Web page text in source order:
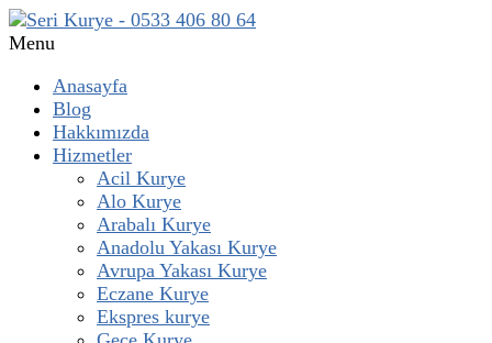
Menu
Anasayfa
Blog
Hakkımızda
Hizmetler
Acil Kurye
Alo Kurye
Arabalı Kurye
Anadolu Yakası Kurye
Avrupa Yakası Kurye
Eczane Kurye
Ekspres kurye